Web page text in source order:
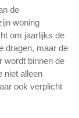
de
woning
om jaarlijks de
dragen, maar de
wordt binnen de
niet alleen
ook verplicht